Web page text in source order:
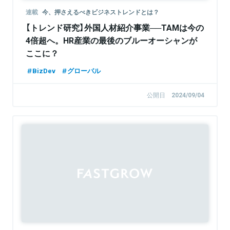
連載 今、押さえるべきビジネストレンドとは？
【トレンド研究】外国人材紹介事業──TAMは今の
4倍超へ。HR産業の最後のブルーオーシャンが
ここに？
BizDev グローバル
公開日 2024/09/04